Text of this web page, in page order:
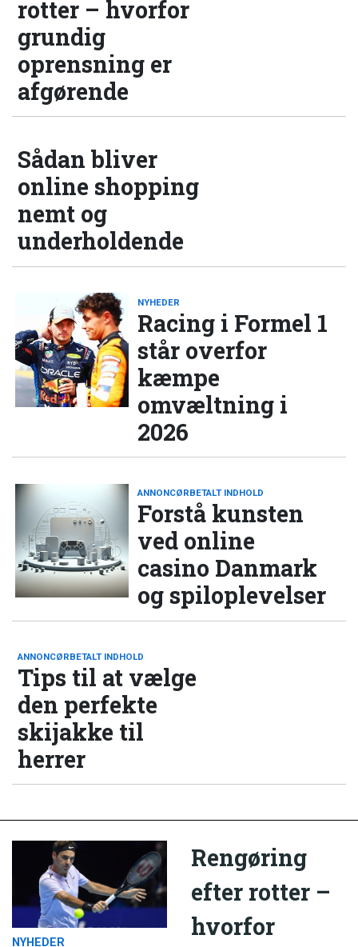
rotter – hvorfor
grundig
oprensning er
afgørende
Sådan bliver
online shopping
nemt og
underholdende
NYHEDER
Racing i Formel 1
står overfor
kæmpe
omvæltning i
2026
ANNONCØRBETALT INDHOLD
Forstå kunsten
ved online
casino Danmark
og spiloplevelser
ANNONCØRBETALT INDHOLD
Tips til at vælge
den perfekte
skijakke til
herrer
NYHEDER
Rengøring
efter rotter –
hvorfor